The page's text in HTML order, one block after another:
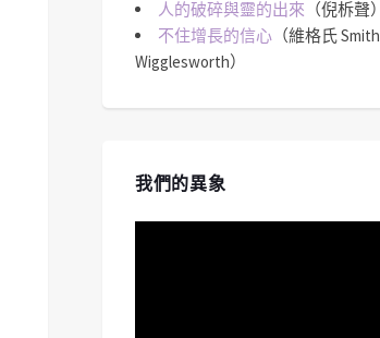
人的破碎與靈的出來 （倪柝聲）
不住增長的信心 （維格氏 Smith
Wigglesworth）
我們的異象